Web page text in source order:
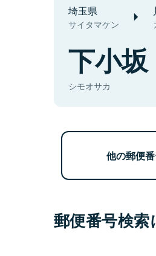
埼玉県
サイタマケン
下小坂
シモオサカ
他の郵便
郵便番号検